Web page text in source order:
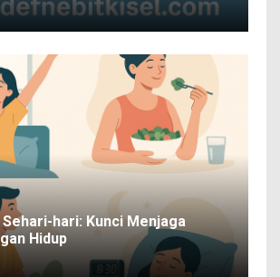
Sehari-hari: Kunci Menjaga
Hidup